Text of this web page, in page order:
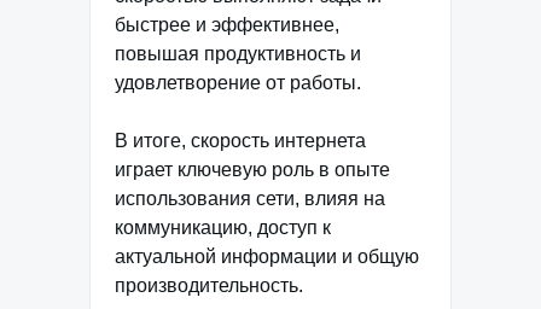
быстрее и эффективнее,
повышая продуктивность и
удовлетворение от работы.
В итоге, скорость интернета
играет ключевую роль в опыте
использования сети, влияя на
коммуникацию, доступ к
актуальной информации и общую
производительность.